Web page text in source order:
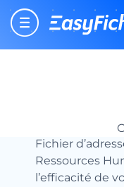
Accueil
Location fichier
Fichier
Ressources
l’efficacité de